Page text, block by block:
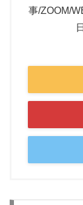
事/ZOOM/